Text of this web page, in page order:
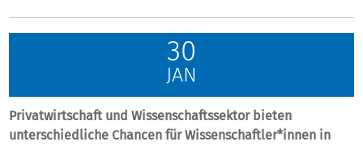
30
JAN
Privatwirtschaft und Wissenschaftssektor bieten
unterschiedliche Chancen für Wissenschaftler*innen in